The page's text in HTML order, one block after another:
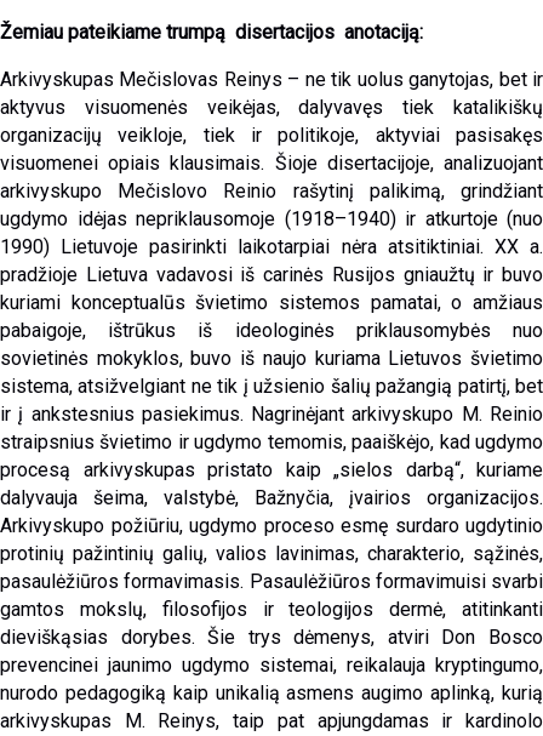
Žemiau pateikiame trumpą disertacijos anotaciją:
Arkivyskupas Mečislovas Reinys – ne tik uolus ganytojas, bet ir
aktyvus visuomenės veikėjas, dalyvavęs tiek katalikiškų
organizacijų veikloje, tiek ir politikoje, aktyviai pasisakęs
visuomenei opiais klausimais. Šioje disertacijoje, analizuojant
arkivyskupo Mečislovo Reinio rašytinį palikimą, grindžiant
ugdymo idėjas nepriklausomoje (1918–1940) ir atkurtoje (nuo
1990) Lietuvoje pasirinkti laikotarpiai nėra atsitiktiniai. XX a.
pradžioje Lietuva vadavosi iš carinės Rusijos gniaužtų ir buvo
kuriami konceptualūs švietimo sistemos pamatai, o amžiaus
pabaigoje, ištrūkus iš ideologinės priklausomybės nuo
sovietinės mokyklos, buvo iš naujo kuriama Lietuvos švietimo
sistema, atsižvelgiant ne tik į užsienio šalių pažangią patirtį, bet
ir į ankstesnius pasiekimus. Nagrinėjant arkivyskupo M. Reinio
straipsnius švietimo ir ugdymo temomis, paaiškėjo, kad ugdymo
procesą arkivyskupas pristato kaip „sielos darbą“, kuriame
dalyvauja šeima, valstybė, Bažnyčia, įvairios organizacijos.
Arkivyskupo požiūriu, ugdymo proceso esmę surdaro ugdytinio
protinių pažintinių galių, valios lavinimas, charakterio, sąžinės,
pasaulėžiūros formavimasis. Pasaulėžiūros formavimuisi svarbi
gamtos mokslų, filosofijos ir teologijos dermė, atitinkanti
dieviškąsias dorybes. Šie trys dėmenys, atviri Don Bosco
prevencinei jaunimo ugdymo sistemai, reikalauja kryptingumo,
nurodo pedagogiką kaip unikalią asmens augimo aplinką, kurią
arkivyskupas M. Reinys, taip pat apjungdamas ir kardinolo